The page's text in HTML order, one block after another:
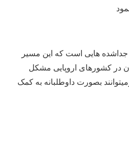
هایی است که این مسیر
در کشورهای اروپایی مشکل
بصورت داوطلبانه به کمک